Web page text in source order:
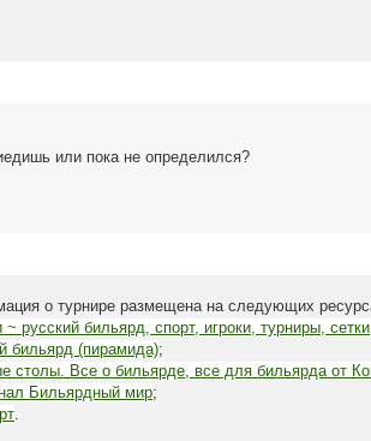
или пока не определился?
о турнире размещена на следующих
русский бильярд, спорт, игроки, турниры,
бильярд (пирамида);
столы. Все о бильярде, все для бильярда от
Бильярдный мир;
.